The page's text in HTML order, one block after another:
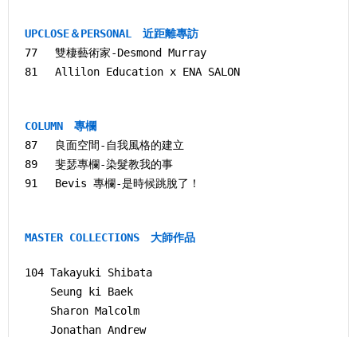
UPCLOSE＆PERSONAL 近距離專訪
77 雙棲藝術家-Desmond Murray
81 Allilon Education x ENA SALON
COLUMN 專欄
87 良面空間-自我風格的建立
89 斐瑟專欄-染髮教我的事
91 Bevis 專欄-是時候跳脫了！
MASTER COLLECTIONS 大師作品
104 Takayuki Shibata
Seung ki Baek
Sharon Malcolm
Jonathan Andrew